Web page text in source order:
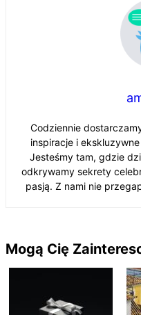
Codziennie
inspiracje i
Jesteśmy tam, gdzie
odkrywamy sekrety
pasją. Z nami nie
Mogą Cię